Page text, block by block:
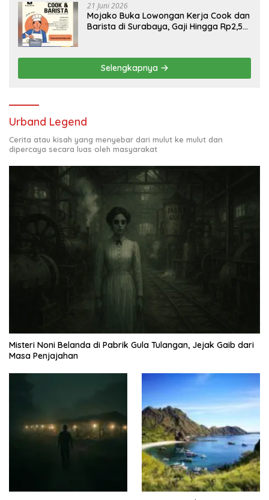
21 Juni 2026
Mojako Buka Lowongan Kerja Cook dan
Barista di Surabaya, Gaji Hingga Rp2,5
Selengkapnya
Urband Legend
Cerita atau kisah yang menyebar dari mulut ke mulut dan
dipercaya secara luas oleh masyarakat
Misteri Noni Belanda di Pabrik Gula Tulangan, Jejak Gaib dari
Masa Penjajahan